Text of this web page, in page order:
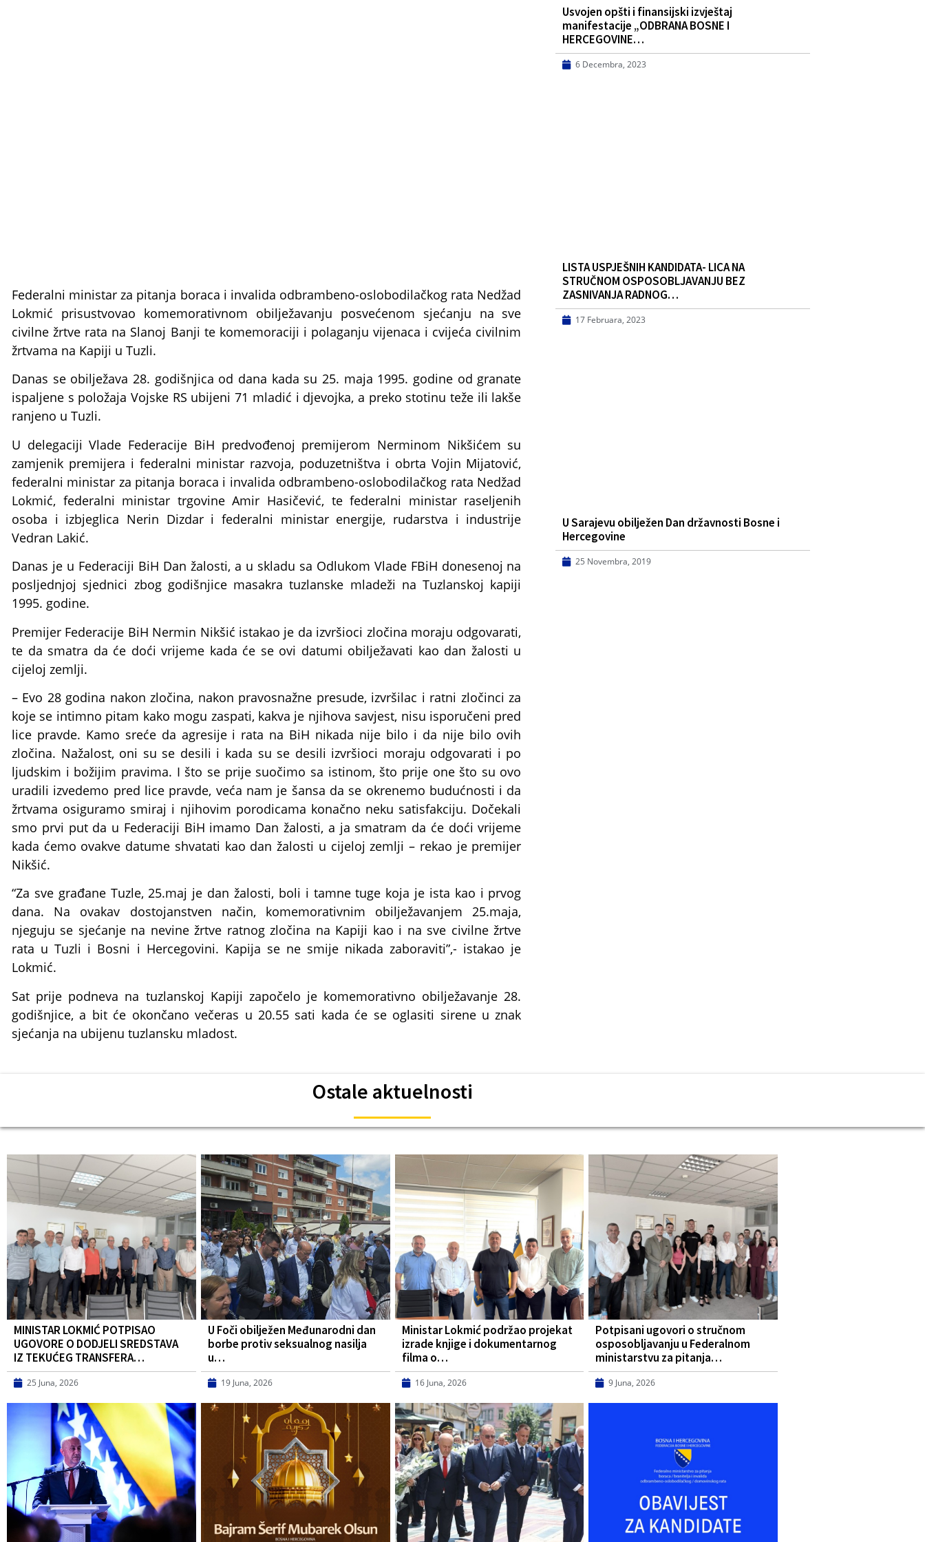
Federalni ministar za pitanja boraca i invalida odbrambeno-oslobodilačkog rata Nedžad
Lokmić prisustvovao komemorativnom obilježavanju posvećenom sjećanju na sve
civilne žrtve rata na Slanoj Banji te komemoraciji i polaganju vijenaca i cvijeća civilnim
žrtvama na Kapiji u Tuzli.
Danas se obilježava 28. godišnjica od dana kada su 25. maja 1995. godine od granate
ispaljene s položaja Vojske RS ubijeni 71 mladić i djevojka, a preko stotinu teže ili lakše
ranjeno u Tuzli.
U delegaciji Vlade Federacije BiH predvođenoj premijerom Nerminom Nikšićem su
zamjenik premijera i federalni ministar razvoja, poduzetništva i obrta Vojin Mijatović,
federalni ministar za pitanja boraca i invalida odbrambeno-oslobodilačkog rata Nedžad
Lokmić, federalni ministar trgovine Amir Hasičević, te federalni ministar raseljenih
osoba i izbjeglica Nerin Dizdar i federalni ministar energije, rudarstva i industrije
Vedran Lakić.
Danas je u Federaciji BiH Dan žalosti, a u skladu sa Odlukom Vlade FBiH donesenoj na
posljednjoj sjednici zbog godišnjice masakra tuzlanske mladeži na Tuzlanskoj kapiji
1995. godine.
Premijer Federacije BiH Nermin Nikšić istakao je da izvršioci zločina moraju odgovarati,
te da smatra da će doći vrijeme kada će se ovi datumi obilježavati kao dan žalosti u
cijeloj zemlji.
– Evo 28 godina nakon zločina, nakon pravosnažne presude, izvršilac i ratni zločinci za
koje se intimno pitam kako mogu zaspati, kakva je njihova savjest, nisu isporučeni pred
lice pravde. Kamo sreće da agresije i rata na BiH nikada nije bilo i da nije bilo ovih
zločina. Nažalost, oni su se desili i kada su se desili izvršioci moraju odgovarati i po
ljudskim i božijim pravima. I što se prije suočimo sa istinom, što prije one što su ovo
uradili izvedemo pred lice pravde, veća nam je šansa da se okrenemo budućnosti i da
žrtvama osiguramo smiraj i njihovim porodicama konačno neku satisfakciju. Dočekali
smo prvi put da u Federaciji BiH imamo Dan žalosti, a ja smatram da će doći vrijeme
kada ćemo ovakve datume shvatati kao dan žalosti u cijeloj zemlji – rekao je premijer
Nikšić.
“Za sve građane Tuzle, 25.maj je dan žalosti, boli i tamne tuge koja je ista kao i prvog
dana. Na ovakav dostojanstven način, komemorativnim obilježavanjem 25.maja,
njeguju se sjećanje na nevine žrtve ratnog zločina na Kapiji kao i na sve civilne žrtve
rata u Tuzli i Bosni i Hercegovini. Kapija se ne smije nikada zaboraviti”,- istakao je
Lokmić.
Sat prije podneva na tuzlanskoj Kapiji započelo je komemorativno obilježavanje 28.
godišnjice, a bit će okončano večeras u 20.55 sati kada će se oglasiti sirene u znak
sjećanja na ubijenu tuzlansku mladost.
Usvojen opšti i finansijski izvještaj
manifestacije „ODBRANA BOSNE I
HERCEGOVINE…
6 Decembra, 2023
LISTA USPJEŠNIH KANDIDATA- LICA NA
STRUČNOM OSPOSOBLJAVANJU BEZ
ZASNIVANJA RADNOG…
17 Februara, 2023
U Sarajevu obilježen Dan državnosti Bosne i
Hercegovine
25 Novembra, 2019
Ostale aktuelnosti
MINISTAR LOKMIĆ POTPISAO
UGOVORE O DODJELI SREDSTAVA
IZ TEKUĆEG TRANSFERA…
25 Juna, 2026
U Foči obilježen Međunarodni dan
borbe protiv seksualnog nasilja
u…
19 Juna, 2026
Ministar Lokmić podržao projekat
izrade knjige i dokumentarnog
filma o…
16 Juna, 2026
Potpisani ugovori o stručnom
osposobljavanju u Federalnom
ministarstvu za pitanja…
9 Juna, 2026